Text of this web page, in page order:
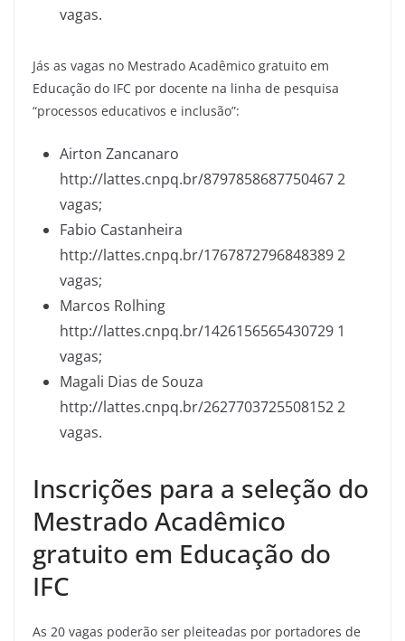
vagas.
Jás as vagas no Mestrado Acadêmico gratuito em
Educação do IFC por docente na linha de pesquisa
“processos educativos e inclusão”:
Airton Zancanaro
http://lattes.cnpq.br/8797858687750467 2
vagas;
Fabio Castanheira
http://lattes.cnpq.br/1767872796848389 2
vagas;
Marcos Rolhing
http://lattes.cnpq.br/1426156565430729 1
vagas;
Magali Dias de Souza
http://lattes.cnpq.br/2627703725508152 2
vagas.
Inscrições para a seleção do
Mestrado Acadêmico
gratuito em Educação do
IFC
As 20 vagas poderão ser pleiteadas por portadores de